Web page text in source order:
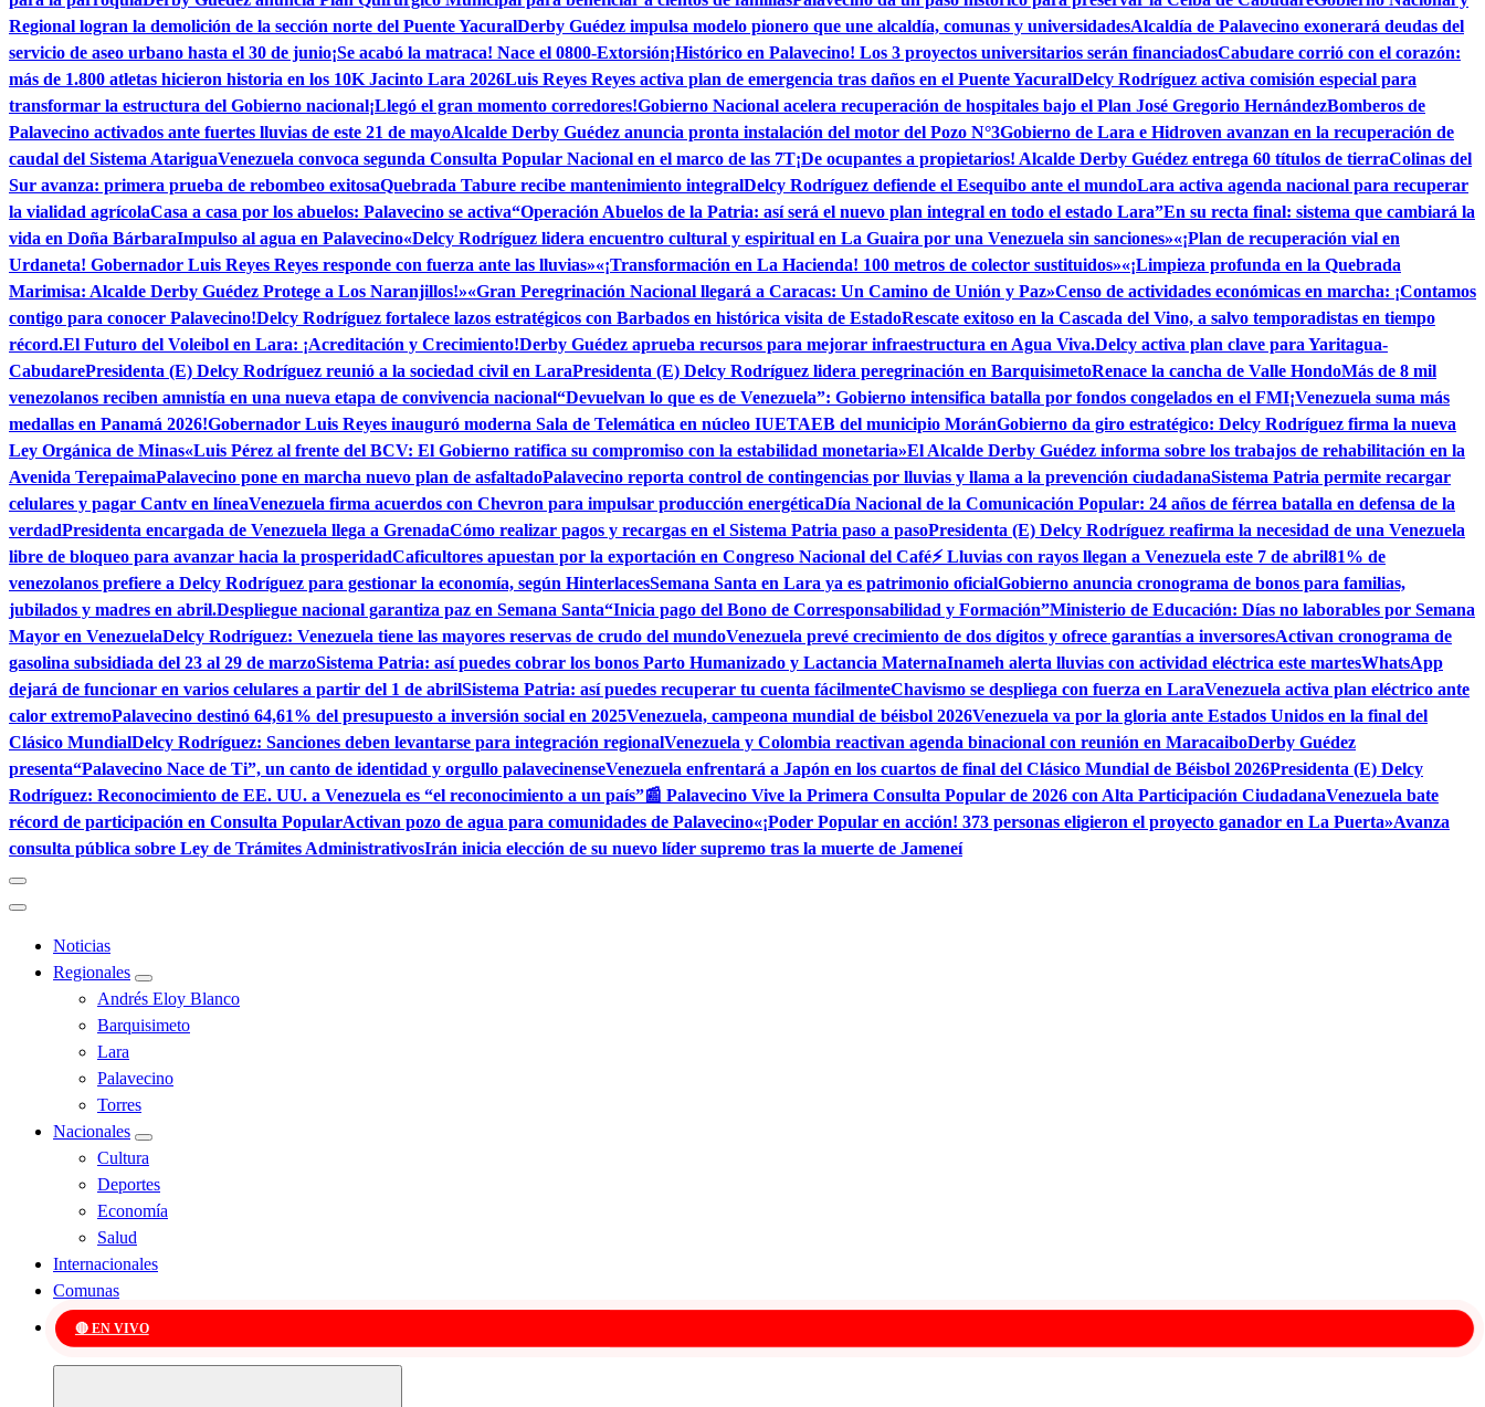
Regional logran la demolición de la sección norte del Puente YacuralDerby Guédez impulsa modelo pionero que une alcaldía, comunas y universidadesAlcaldía de Palavecino exonerará deudas del
servicio de aseo urbano hasta el 30 de junio¡Se acabó la matraca! Nace el 0800-Extorsión¡Histórico en Palavecino! Los 3 proyectos universitarios serán financiadosCabudare corrió con el corazón:
más de 1.800 atletas hicieron historia en los 10K Jacinto Lara 2026Luis Reyes Reyes activa plan de emergencia tras daños en el Puente YacuralDelcy Rodríguez activa comisión especial para
transformar la estructura del Gobierno nacional¡Llegó el gran momento corredores!Gobierno Nacional acelera recuperación de hospitales bajo el Plan José Gregorio HernándezBomberos de
Palavecino activados ante fuertes lluvias de este 21 de mayoAlcalde Derby Guédez anuncia pronta instalación del motor del Pozo N°3Gobierno de Lara e Hidroven avanzan en la recuperación de
caudal del Sistema AtariguaVenezuela convoca segunda Consulta Popular Nacional en el marco de las 7T¡De ocupantes a propietarios! Alcalde Derby Guédez entrega 60 títulos de tierraColinas del
Sur avanza: primera prueba de rebombeo exitosaQuebrada Tabure recibe mantenimiento integralDelcy Rodríguez defiende el Esequibo ante el mundoLara activa agenda nacional para recuperar
la vialidad agrícolaCasa a casa por los abuelos: Palavecino se activa“Operación Abuelos de la Patria: así será el nuevo plan integral en todo el estado Lara”En su recta final: sistema que cambiará la
vida en Doña BárbaraImpulso al agua en Palavecino«Delcy Rodríguez lidera encuentro cultural y espiritual en La Guaira por una Venezuela sin sanciones»«¡Plan de recuperación vial en
Urdaneta! Gobernador Luis Reyes Reyes responde con fuerza ante las lluvias»«¡Transformación en La Hacienda! 100 metros de colector sustituidos»«¡Limpieza profunda en la Quebrada
Marimisa: Alcalde Derby Guédez Protege a Los Naranjillos!»«Gran Peregrinación Nacional llegará a Caracas: Un Camino de Unión y Paz»Censo de actividades económicas en marcha: ¡Contamos
contigo para conocer Palavecino!Delcy Rodríguez fortalece lazos estratégicos con Barbados en histórica visita de EstadoRescate exitoso en la Cascada del Vino, a salvo temporadistas en tiempo
récord.El Futuro del Voleibol en Lara: ¡Acreditación y Crecimiento!Derby Guédez aprueba recursos para mejorar infraestructura en Agua Viva.Delcy activa plan clave para Yaritagua-
CabudarePresidenta (E) Delcy Rodríguez reunió a la sociedad civil en LaraPresidenta (E) Delcy Rodríguez lidera peregrinación en BarquisimetoRenace la cancha de Valle HondoMás de 8 mil
venezolanos reciben amnistía en una nueva etapa de convivencia nacional“Devuelvan lo que es de Venezuela”: Gobierno intensifica batalla por fondos congelados en el FMI¡Venezuela suma más
medallas en Panamá 2026!Gobernador Luis Reyes inauguró moderna Sala de Telemática en núcleo IUETAEB del municipio MoránGobierno da giro estratégico: Delcy Rodríguez firma la nueva
Ley Orgánica de Minas«Luis Pérez al frente del BCV: El Gobierno ratifica su compromiso con la estabilidad monetaria»El Alcalde Derby Guédez informa sobre los trabajos de rehabilitación en la
Avenida TerepaimaPalavecino pone en marcha nuevo plan de asfaltadoPalavecino reporta control de contingencias por lluvias y llama a la prevención ciudadanaSistema Patria permite recargar
celulares y pagar Cantv en líneaVenezuela firma acuerdos con Chevron para impulsar producción energéticaDía Nacional de la Comunicación Popular: 24 años de férrea batalla en defensa de la
verdadPresidenta encargada de Venezuela llega a GrenadaCómo realizar pagos y recargas en el Sistema Patria paso a pasoPresidenta (E) Delcy Rodríguez reafirma la necesidad de una Venezuela
libre de bloqueo para avanzar hacia la prosperidadCaficultores apuestan por la exportación en Congreso Nacional del Café⚡ Lluvias con rayos llegan a Venezuela este 7 de abril81% de
venezolanos prefiere a Delcy Rodríguez para gestionar la economía, según HinterlacesSemana Santa en Lara ya es patrimonio oficialGobierno anuncia cronograma de bonos para familias,
jubilados y madres en abril.Despliegue nacional garantiza paz en Semana Santa“Inicia pago del Bono de Corresponsabilidad y Formación”Ministerio de Educación: Días no laborables por Semana
Mayor en VenezuelaDelcy Rodríguez: Venezuela tiene las mayores reservas de crudo del mundoVenezuela prevé crecimiento de dos dígitos y ofrece garantías a inversoresActivan cronograma de
gasolina subsidiada del 23 al 29 de marzoSistema Patria: así puedes cobrar los bonos Parto Humanizado y Lactancia MaternaInameh alerta lluvias con actividad eléctrica este martesWhatsApp
dejará de funcionar en varios celulares a partir del 1 de abrilSistema Patria: así puedes recuperar tu cuenta fácilmenteChavismo se despliega con fuerza en LaraVenezuela activa plan eléctrico ante
calor extremoPalavecino destinó 64,61% del presupuesto a inversión social en 2025Venezuela, campeona mundial de béisbol 2026Venezuela va por la gloria ante Estados Unidos en la final del
Clásico MundialDelcy Rodríguez: Sanciones deben levantarse para integración regionalVenezuela y Colombia reactivan agenda binacional con reunión en MaracaiboDerby Guédez
presenta“Palavecino Nace de Ti”, un canto de identidad y orgullo palavecinenseVenezuela enfrentará a Japón en los cuartos de final del Clásico Mundial de Béisbol 2026Presidenta (E) Delcy
Rodríguez: Reconocimiento de EE. UU. a Venezuela es “el reconocimiento a un país”📰 Palavecino Vive la Primera Consulta Popular de 2026 con Alta Participación CiudadanaVenezuela bate
récord de participación en Consulta PopularActivan pozo de agua para comunidades de Palavecino«¡Poder Popular en acción! 373 personas eligieron el proyecto ganador en La Puerta»Avanza
consulta pública sobre Ley de Trámites AdministrativosIrán inicia elección de su nuevo líder supremo tras la muerte de Jameneí
Noticias
Regionales
Andrés Eloy Blanco
Barquisimeto
Lara
Palavecino
Torres
Nacionales
Cultura
Deportes
Economía
Salud
Internacionales
Comunas
🔴 EN VIVO